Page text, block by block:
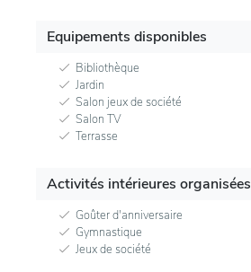
Equipements disponibles
Bibliothèque
Jardin
Salon jeux de société
Salon TV
Terrasse
Activités intérieures organisées
Goûter d'anniversaire
Gymnastique
Jeux de société